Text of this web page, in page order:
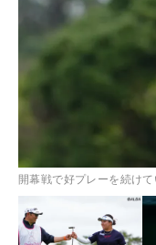
開幕戦で好プレーを続け